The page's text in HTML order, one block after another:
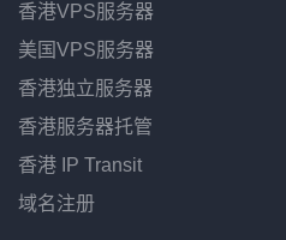
香港VPS服务器
美国VPS服务器
香港独立服务器
香港服务器托管
香港 IP Transit
域名注册